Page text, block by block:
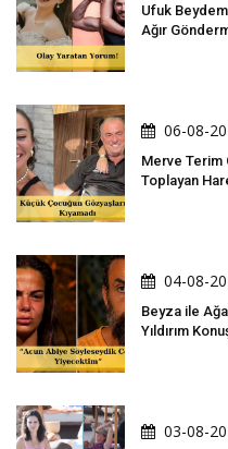
Ufuk
Ağır
06-08-
Merve Terim
Toplayan
04-08-
Beyza ile
Yıldırım
03-08-